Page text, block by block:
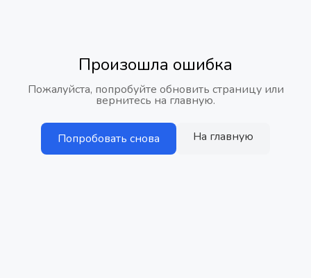
Произошла ошибка
Пожалуйста, попробуйте обновить страницу или
вернитесь на главную.
Попробовать снова На главную